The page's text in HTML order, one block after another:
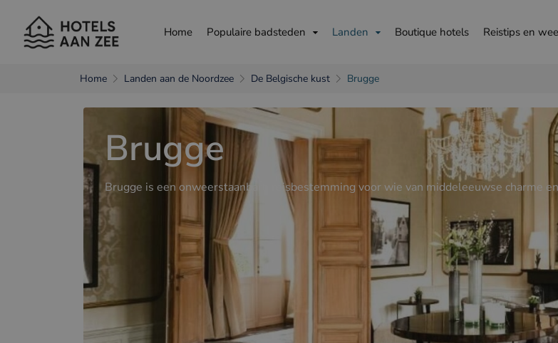
Home Populaire badsteden Landen Boutique hotels Reistips en
andere taal kiezen
Français English
Home Landen aan de Noordzee De Belgische kust Brugge
Brugge
Brugge is een onweerstaanbare reisbestemming voor wie van middeleeuwse charme